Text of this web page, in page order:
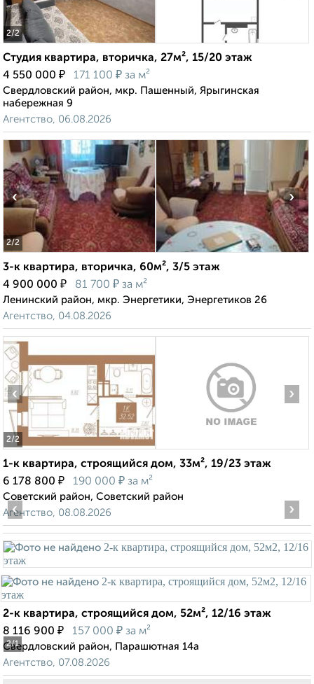
2/2
Студия квартира, вторичка, 27м², 15/20 этаж
4 550 000 ₽ 171 100 ₽ за м²
Свердловский район, мкр. Пашенный, Ярыгинская
набережная 9
Агентство, 06.08.2026
2/2
‹ ›
3-к квартира, вторичка, 60м², 3/5 этаж
4 900 000 ₽ 81 700 ₽ за м²
Ленинский район, мкр. Энергетики, Энергетиков 26
Агентство, 04.08.2026
2/2
‹ ›
1-к квартира, строящийся дом, 33м², 19/23 этаж
6 178 800 ₽ 190 000 ₽ за м²
Советский район, Советский район
Агентство, 08.08.2026
2/1
‹ ›
2-к квартира, строящийся дом, 52м², 12/16 этаж
8 116 900 ₽ 157 000 ₽ за м²
Свердловский район, Парашютная 14а
Агентство, 07.08.2026